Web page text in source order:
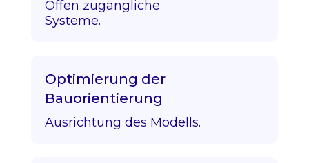
Offen zugängliche
Systeme.
Optimierung der
Bauorientierung
Ausrichtung des Modells.